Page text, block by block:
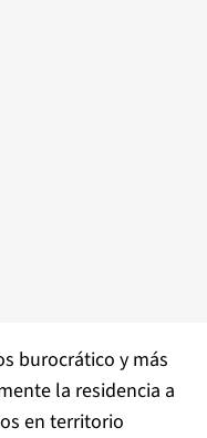
burocrático y más
la residencia a
en territorio